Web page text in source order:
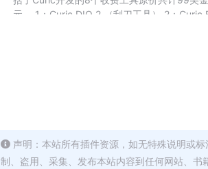
声明：本站所有插件资源，如无特殊说明或
制、盗用、采集、发布本站内容到任何网站、